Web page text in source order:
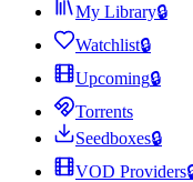
My Library🔒
Watchlist🔒
Upcoming🔒
Torrents
Seedboxes🔒
VOD Providers